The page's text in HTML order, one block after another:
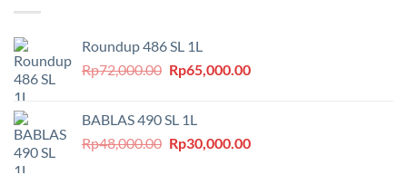
Roundup 486 SL 1L
Rp72,000.00 Harga
Rp72,000.00.
Rp65,000.00Harga
Rp65,000.00.
BABLAS 490 SL 1L
Rp48,000.00 Harga
Rp30,000.00Harga